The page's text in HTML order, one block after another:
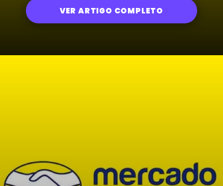
VER ARTIGO COMPLETO